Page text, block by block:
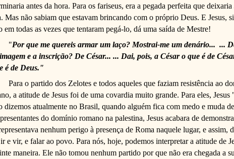
antes da hora. Para os fariseus, era a pegada perfeita que deixaria
Mas não sabiam que estavam brincando com o próprio Deus. E Jesus,
em todas as vezes que tentaram pegá-lo, dá uma saída de Mestre!
"Por que me quereis armar um laço? Mostrai-me um denário... ...
e a inscrição? De César... ... Dai, pois, a César o que é de
é de Deus."
Para o partido dos Zelotes e todos aqueles que faziam resistência ao
a atitude de Jesus foi de uma covardia muito grande. Para eles, Jesus
dizemos atualmente no Brasil, quando alguém fica com medo e muda
do domínio romano na palestina, Jesus acabara de
nenhum perigo à presença de Roma naquele lugar, e assim,
e vir, e falar ao povo. Para nós, hoje, podemos interpretar a atitude de
maneira. Ele não tomou nenhum partido por que não era chegada a